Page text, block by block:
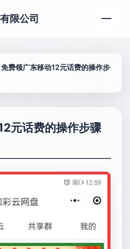
限公司
免费领广东移动12元话费的操作步
元话费的操作步骤